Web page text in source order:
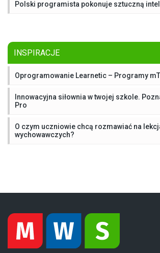
Polski programista pokonuje sztuczną
INSPIRACJE
Oprogramowanie Learnetic – Programy
Innowacyjna siłownia w twojej szkole.
Pro
O czym uczniowie chcą rozmawiać na
wychowawczych?